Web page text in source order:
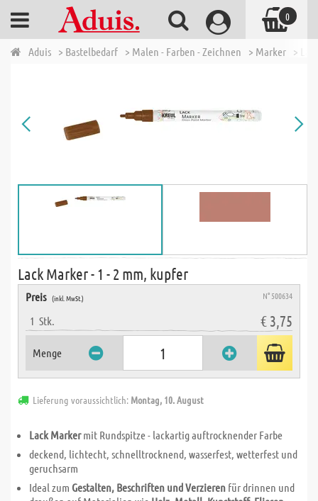
Aduis > Bastelbedarf > Malen - Farben - Zeichnen > Marker >
Lack Marker - 1 - 2 mm, kupfer
Preis (inkl. MwSt.) N° 500634
1 Stk. € 3,75
Menge
Lieferung voraussichtlich: Montag, 10. August
Lack Markermit Rundspitze - lackartig auftrocknender Farbe
deckend, lichtecht, schnelltrocknend, wasserfest, wetterfest und
geruchsarm
Ideal zum Gestalten, Beschriften und Verzieren für drinnen und
0